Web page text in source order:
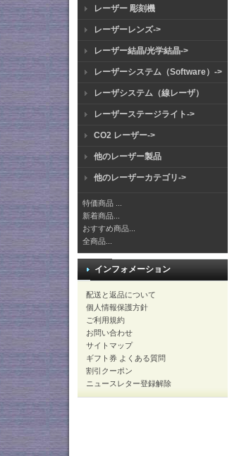
レーザー 彫刻機
レーザーレンズ->
レーザー結晶/光学結晶->
レーザーシステム（Software）->
レーザシステム（線レーザ）
レーザーステージライト->
CO2 レーザー->
他のレーザー製品
他のレーザーカテゴリ->
特価商品 ...
新着商品...
おすすめ商品...
全商品...
インフォメーション
配送と返品について
個人情報保護方針
ご利用規約
お問い合わせ
サイトマップ
ギフト券 よくある質問
割引クーポン
ニュースレター登録解除